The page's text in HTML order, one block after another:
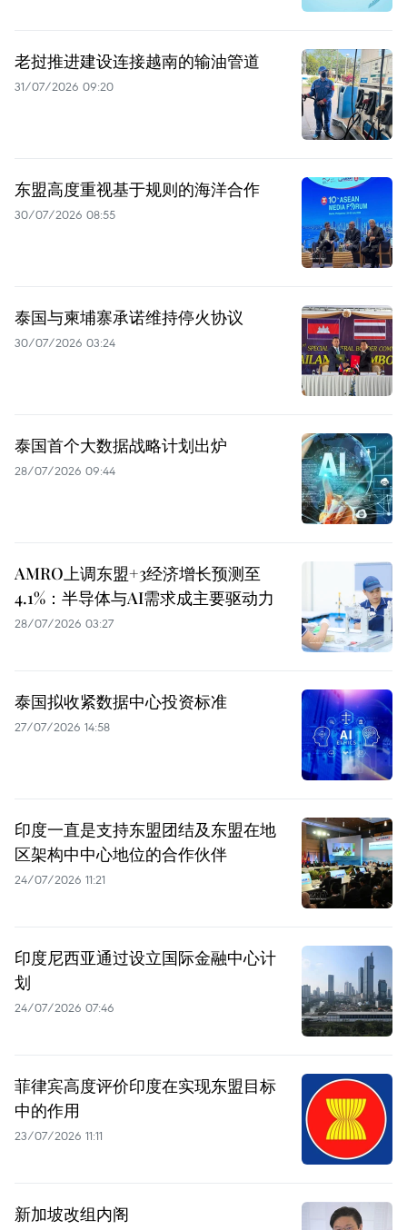
老挝推进建设连接越南的输油管道
31/07/2026 09:20
东盟高度重视基于规则的海洋合作
30/07/2026 08:55
泰国与柬埔寨承诺维持停火协议
30/07/2026 03:24
泰国首个大数据战略计划出炉
28/07/2026 09:44
AMRO上调东盟+3经济增长预测至
4.1%：半导体与AI需求成主要驱动力
28/07/2026 03:27
泰国拟收紧数据中心投资标准
27/07/2026 14:58
印度一直是支持东盟团结及东盟在地
区架构中中心地位的合作伙伴
24/07/2026 11:21
印度尼西亚通过设立国际金融中心计
划
24/07/2026 07:46
菲律宾高度评价印度在实现东盟目标
中的作用
23/07/2026 11:11
新加坡改组内阁